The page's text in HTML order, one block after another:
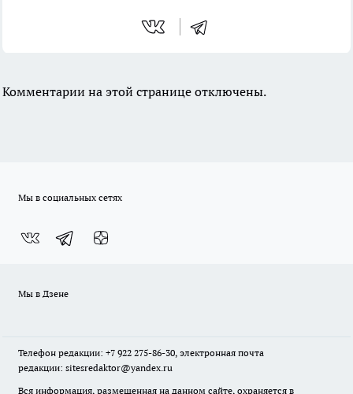
Комментарии на этой странице отключены.
Мы в социальных сетях
Мы в Дзене
Телефон редакции: +7 922 275-86-30, электронная почта
редакции: sitesredaktor@yandex.ru
Вся информация, размещенная на данном сайте, охраняется в